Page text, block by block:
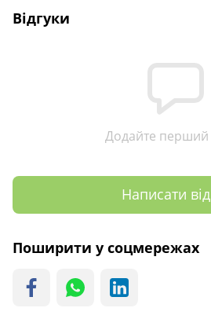
Відгуки
Додайте перший
Написати
Поширити у соцмережах